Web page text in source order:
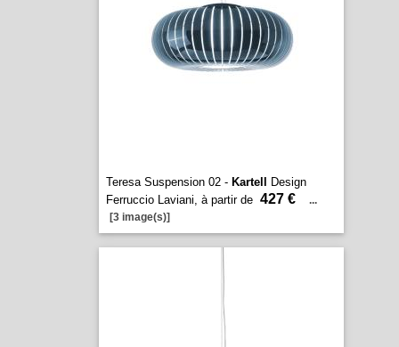
Teresa Suspension 02 - Kartell
Design
Ferruccio Laviani, à partir de 427 €
...
[3 image(s)]